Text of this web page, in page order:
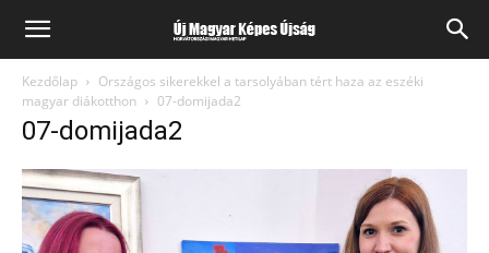
Kezdőlap
Országos sikerekkel a tarsolyában tért haza az eszéki
magyar diákotthon
07-domijada2
07-domijada2